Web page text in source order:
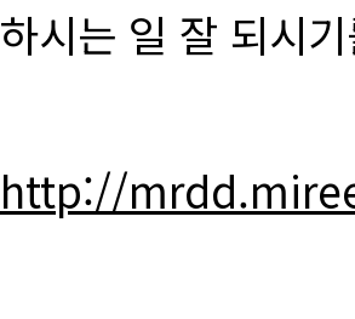
하시는 일 잘 되시
http://